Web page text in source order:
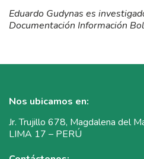
Eduardo Gudynas es
Documentación Información
Nos ubicamos en:
Jr. Trujillo 678, Magdalena del
LIMA 17 – PERÚ